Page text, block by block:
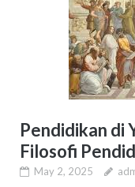
Pendidikan di
Filosofi
May 2, 2025